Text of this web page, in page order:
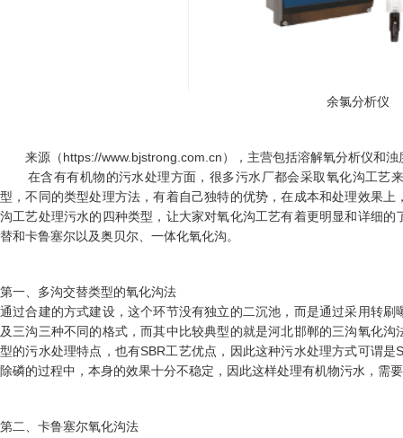
余氯分析仪
来源（https://www.bjstrong.com.cn），主营包括溶解氧分析仪和浊
在含有有机物的污水处理方面，很多污水厂都会采取氧化沟工艺
型，不同的类型处理方法，有着自己独特的优势，在成本和处理效果
沟工艺处理污水的四种类型，让大家对氧化沟工艺有着更明显和详细
替和卡鲁塞尔以及奥贝尔、一体化氧化沟。
第一、多沟交替类型的氧化沟法
通过合建的方式建设，这个环节没有独立的二沉池，而是通过采用转
及三沟三种不同的格式，而其中比较典型的就是河北邯郸的三沟氧化
型的污水处理特点，也有SBR工艺优点，因此这种污水处理方式可谓
除磷的过程中，本身的效果十分不稳定，因此这样处理有机物污水，需
第二、卡鲁塞尔氧化沟法